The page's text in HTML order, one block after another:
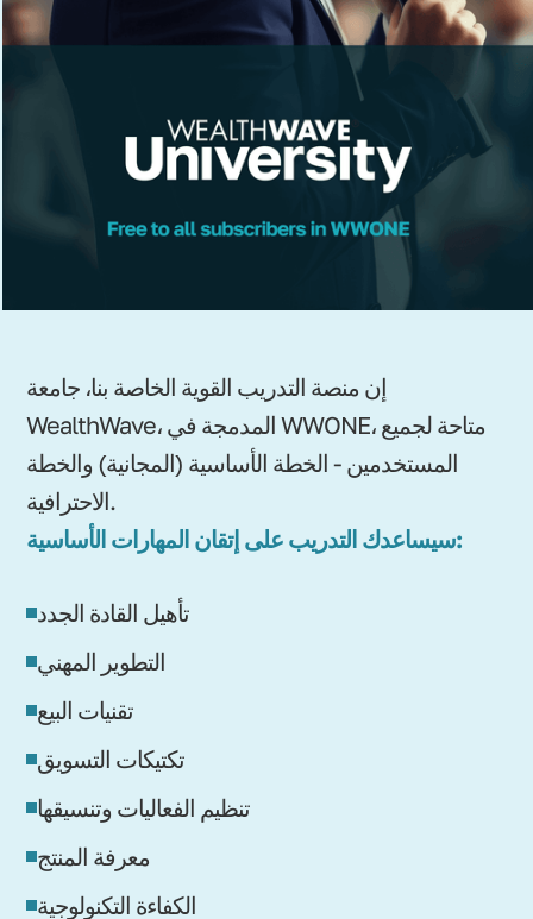
إن منصة التدريب القوية الخاصة بنا، جامعة
WealthWave، المدمجة في WWONE، متاحة لجميع
المستخدمين - الخطة الأساسية (المجانية) والخطة
الاحترافية.
سيساعدك التدريب على إتقان المهارات الأساسية:
تأهيل القادة الجدد
التطوير المهني
تقنيات البيع
تكتيكات التسويق
تنظيم الفعاليات وتنسيقها
معرفة المنتج
الكفاءة التكنولوجية